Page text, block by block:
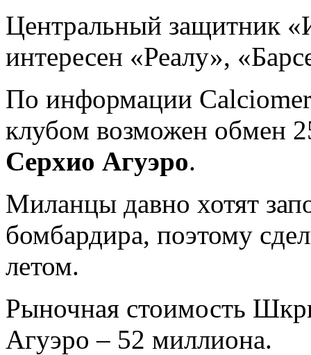
Центральный защитник
интересен «Реалу»,
По информации
клубом возможен обмен
Серхио Агуэро.
Миланцы давно хотят
бомбардира, поэтому
летом.
Рыночная стоимость
Агуэро – 52 миллиона.